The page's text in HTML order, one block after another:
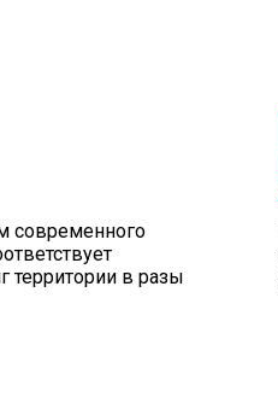
современного
территории в разы